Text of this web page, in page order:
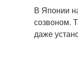
В Японии
созвоном.
даже